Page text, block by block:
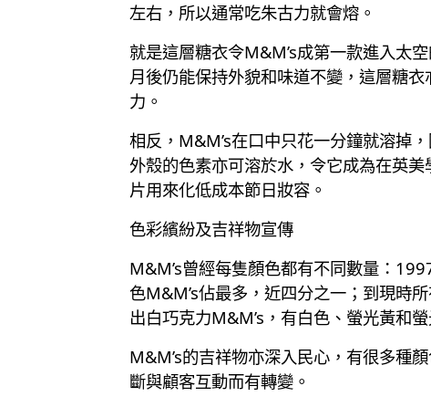
左右，所以通常吃朱古力就會熔。
就是這層糖衣令M&M’s成第一款進入太
月後仍能保持外貌和味道不變，這層糖
力。
相反，M&M’s在口中只花一分鐘就溶掉
外殼的色素亦可溶於水，令它成為在英
片用來化低成本節日妝容。
色彩繽紛及吉祥物宣傳
M&M’s曾經每隻顏色都有不同數量：
色M&M’s佔最多，近四分之一；到現時
出白巧克力M&M’s，有白色、螢光黃和
M&M’s的吉祥物亦深入民心，有很多種
斷與顧客互動而有轉變。